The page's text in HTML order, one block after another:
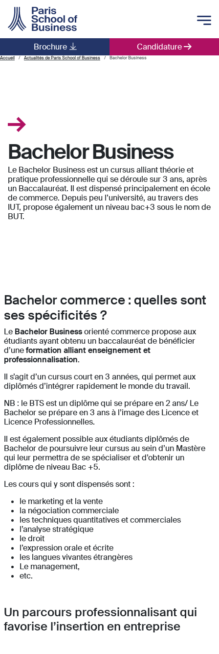
Candidature
Brochure
Main navigation
Accueil Actualités de Paris School of Business Bachelor Business
Bachelor Business
Le Bachelor Business est un cursus alliant théorie et
pratique professionnelle qui se déroule sur 3 ans, après
un Baccalauréat. Il est dispensé principalement en école
de commerce. Depuis peu l’université, au travers des
IUT, propose également un niveau bac+3 sous le nom de
BUT.
Bachelor commerce : quelles sont
ses spécificités ?
Le Bachelor Businessorienté commerce propose aux
étudiants ayant obtenu un baccalauréat de bénéficier
d’uneformation alliant enseignement et
professionnalisation.
Il s’agit d’un cursus court en 3 années, qui permet aux
diplômés d’intégrer rapidement le monde du travail.
NB : le BTS est un diplôme qui se prépare en 2 ans/ Le
Bachelor se prépare en 3 ans à l’image des Licence et
Licence Professionnelles.
Il est également possible aux étudiants diplômés de
Bachelor de poursuivre leur cursus au sein d’un Mastère
qui leur permettra de se spécialiser et d’obtenir un
diplôme de niveau Bac +5.
Les cours qui y sont dispensés sont :
le marketing et la vente
la négociation commerciale
les techniques quantitatives et commerciales
l’analyse stratégique
le droit
l’expression orale et écrite
les langues vivantes étrangères
Le management,
etc.
Un parcours professionnalisant qui
favorise l’insertion en entreprise